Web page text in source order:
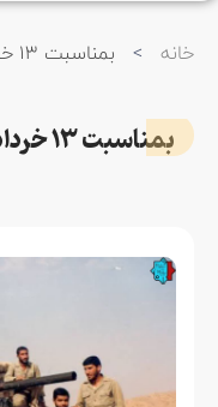
خانه > بمناسبت ۱۳ خردادماه سالروز عملیات آفندی نصر ۲